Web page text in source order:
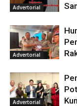
Advertorial
Advertorial
Advertorial